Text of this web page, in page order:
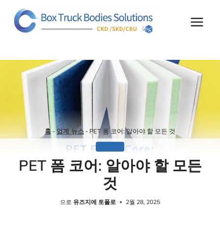
너
홈 -업계 뉴스 - PET 폼 코어: 알아야 할 모든 것
PET 폼 코어: 알아야 할 모든
것
으로 유즈지에 토폴로 2월 28, 2025